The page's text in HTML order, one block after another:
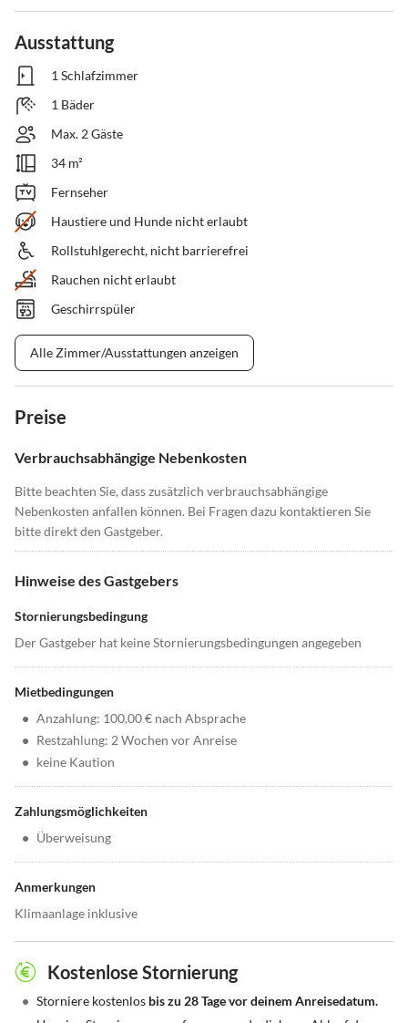
Ausstattung
1 Schlafzimmer
1 Bäder
Max. 2 Gäste
34 m²
Fernseher
Haustiere und Hunde nicht erlaubt
Rollstuhlgerecht, nicht barrierefrei
Rauchen nicht erlaubt
Geschirrspüler
Alle Zimmer/Ausstattungen anzeigen
Preise
Verbrauchsabhängige Nebenkosten
Bitte beachten Sie, dass zusätzlich verbrauchsabhängige
Nebenkosten anfallen können. Bei Fragen dazu kontaktieren Sie
bitte direkt den Gastgeber.
Hinweise des Gastgebers
Stornierungsbedingung
Der Gastgeber hat keine Stornierungsbedingungen angegeben
Mietbedingungen
• Anzahlung: 100,00 € nach Absprache
• Restzahlung: 2 Wochen vor Anreise
• keine Kaution
Zahlungsmöglichkeiten
• Überweisung
Anmerkungen
Klimaanlage inklusive
Kostenlose Stornierung
• Storniere kostenlos bis zu 28 Tage vor deinem Anreisedatum.